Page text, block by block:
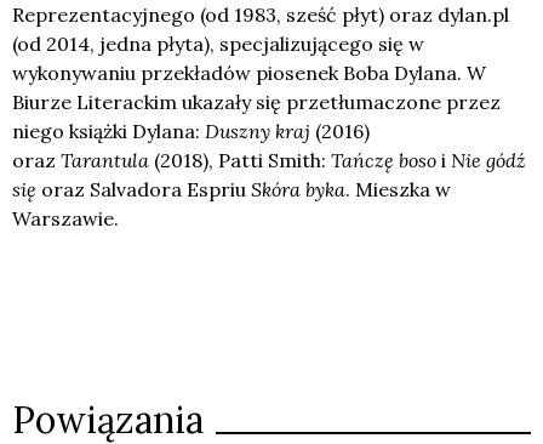
Reprezentacyjnego (od 1983, sześć płyt) oraz dylan.pl
(od 2014, jedna płyta), specjalizującego się w
wykonywaniu przekładów piosenek Boba Dylana. W
Biurze Literackim ukazały się przetłumaczone przez
niego książki Dylana: Duszny kraj (2016)
oraz Tarantula (2018), Patti Smith: Tańczę boso i Nie gódź
się oraz Salvadora Espriu Skóra byka. Mieszka w
Warszawie.
Powiązania